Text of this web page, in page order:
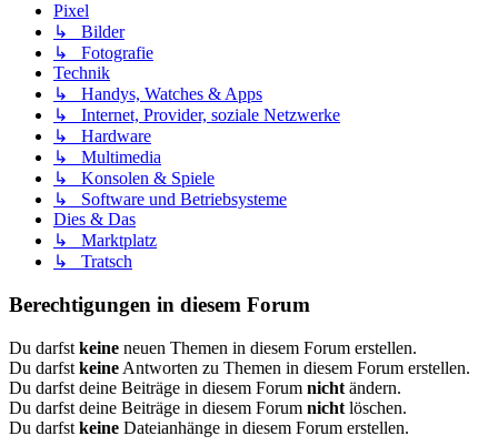
Pixel
↳ Bilder
↳ Fotografie
Technik
↳ Handys, Watches & Apps
↳ Internet, Provider, soziale Netzwerke
↳ Hardware
↳ Multimedia
↳ Konsolen & Spiele
↳ Software und Betriebsysteme
Dies & Das
↳ Marktplatz
↳ Tratsch
Berechtigungen in diesem Forum
Du darfst keine neuen Themen in diesem Forum erstellen.
Du darfst keine Antworten zu Themen in diesem Forum erstellen.
Du darfst deine Beiträge in diesem Forum nicht ändern.
Du darfst deine Beiträge in diesem Forum nicht löschen.
Du darfst keine Dateianhänge in diesem Forum erstellen.